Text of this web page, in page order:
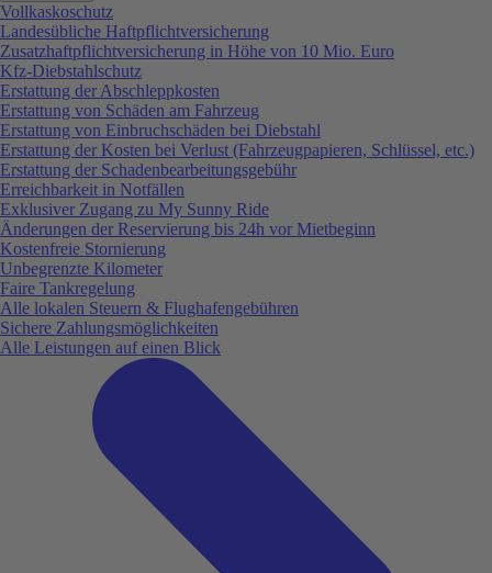
Vollkaskoschutz
Landesübliche Haftpflichtversicherung
Zusatzhaftpflichtversicherung in Höhe von 10 Mio. Euro
Kfz-Diebstahlschutz
Erstattung der Abschleppkosten
Erstattung von Schäden am Fahrzeug
Erstattung von Einbruchschäden bei Diebstahl
Erstattung der Kosten bei Verlust (Fahrzeugpapieren, Schlüssel, etc.)
Erstattung der Schadenbearbeitungsgebühr
Erreichbarkeit in Notfällen
Exklusiver Zugang zu My Sunny Ride
Änderungen der Reservierung bis 24h vor Mietbeginn
Kostenfreie Stornierung
Unbegrenzte Kilometer
Faire Tankregelung
Alle lokalen Steuern & Flughafengebühren
Sichere Zahlungsmöglichkeiten
Alle Leistungen auf einen Blick